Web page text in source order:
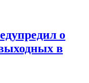
о
в